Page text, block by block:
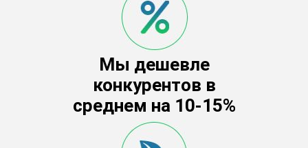
Мы дешевле
конкурентов в
среднем на 10-15%